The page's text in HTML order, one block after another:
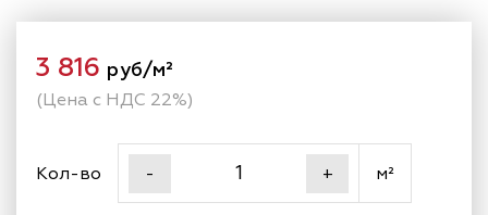
3 816 руб/м²
(Цена с НДС 22%)
Кол-во - + м²